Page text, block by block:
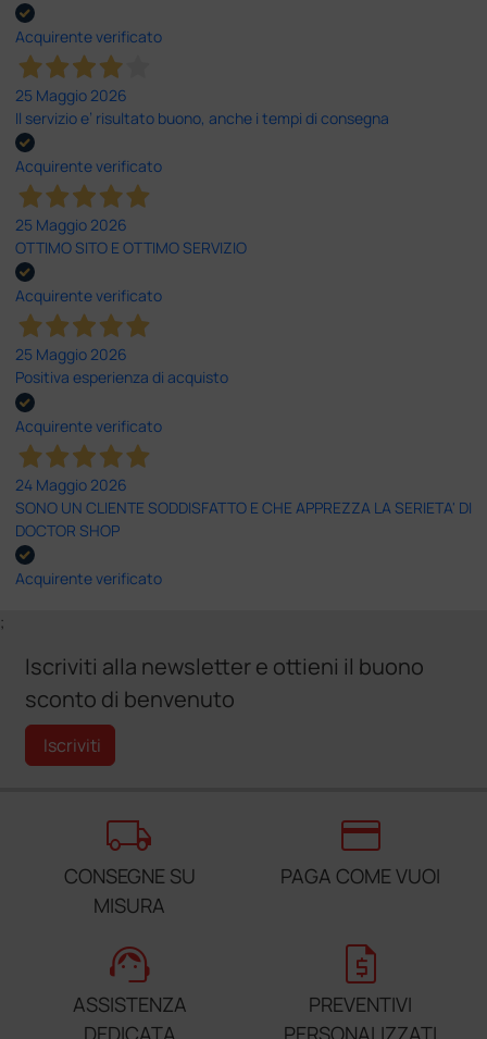
Acquirente verificato
25 Maggio 2026
Il servizio e’ risultato buono, anche i tempi di consegna
Acquirente verificato
25 Maggio 2026
OTTIMO SITO E OTTIMO SERVIZIO
Acquirente verificato
25 Maggio 2026
Positiva esperienza di acquisto
Acquirente verificato
24 Maggio 2026
SONO UN CLIENTE SODDISFATTO E CHE APPREZZA LA SERIETA' DI
DOCTOR SHOP
Acquirente verificato
;
Iscriviti alla newsletter e ottieni il buono
sconto di benvenuto
Iscriviti
local_shipping
CONSEGNE SU
MISURA
credit_card
PAGA COME VUOI
support_agent
ASSISTENZA
DEDICATA
request_quote
PREVENTIVI
PERSONALIZZATI